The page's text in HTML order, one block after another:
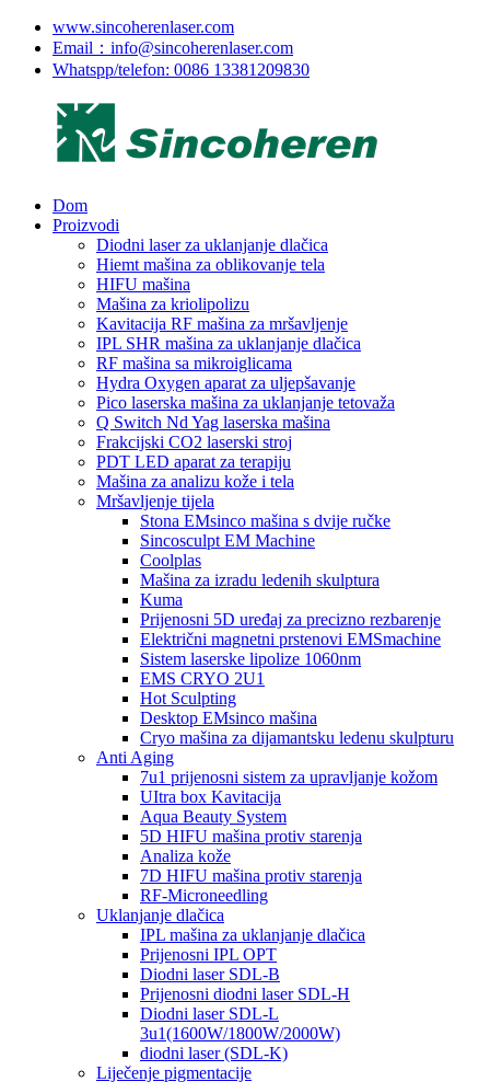
www.sincoherenlaser.com
Email：info@sincoherenlaser.com
Whatspp/telefon: 0086 13381209830
Dom
Proizvodi
Diodni laser za uklanjanje dlačica
Hiemt mašina za oblikovanje tela
HIFU mašina
Mašina za kriolipolizu
Kavitacija RF mašina za mršavljenje
IPL SHR mašina za uklanjanje dlačica
RF mašina sa mikroiglicama
Hydra Oxygen aparat za uljepšavanje
Pico laserska mašina za uklanjanje tetovaža
Q Switch Nd Yag laserska mašina
Frakcijski CO2 laserski stroj
PDT LED aparat za terapiju
Mašina za analizu kože i tela
Mršavljenje tijela
Stona EMsinco mašina s dvije ručke
Sincosculpt EM Machine
Coolplas
Mašina za izradu ledenih skulptura
Kuma
Prijenosni 5D uređaj za precizno rezbarenje
Električni magnetni prstenovi EMSmachine
Sistem laserske lipolize 1060nm
EMS CRYO 2U1
Hot Sculpting
Desktop EMsinco mašina
Cryo mašina za dijamantsku ledenu skulpturu
Anti Aging
7u1 prijenosni sistem za upravljanje kožom
UItra box Kavitacija
Aqua Beauty System
5D HIFU mašina protiv starenja
Analiza kože
7D HIFU mašina protiv starenja
RF-Microneedling
Uklanjanje dlačica
IPL mašina za uklanjanje dlačica
Prijenosni IPL OPT
Diodni laser SDL-B
Prijenosni diodni laser SDL-H
Diodni laser SDL-L
3u1(1600W/1800W/2000W)
diodni laser (SDL-K)
Liječenje pigmentacije